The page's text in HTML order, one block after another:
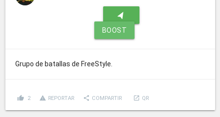
navigation
BOOST
Grupo de batallas de FreeStyle.
thumb_up 2 report_problem REPORTAR share COMPARTIR launch QR